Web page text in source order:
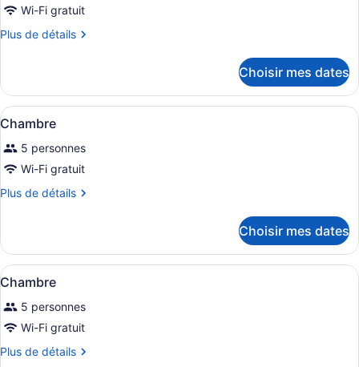
photos
pour
de
chambre :
Chambre
Wi-Fi gratuit
Plus de détails
Plus
Chambre
Choisir mes dates
Afficher
toutes
les
photos
pour
de
chambre :
Chambre
Une chambre à coucher
10
Chambre
5 personnes
Wi-Fi gratuit
Plus de détails
Plus
Chambre
Choisir mes dates
Afficher
toutes
les
photos
pour
Une chambre moderne avec un
14
Chambre
5 personnes
Wi-Fi gratuit
Plus de détails
Plus